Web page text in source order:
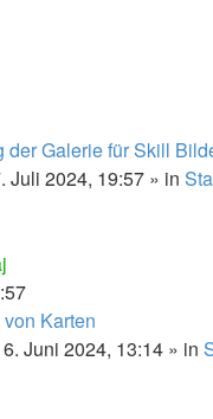
der Galerie für Skill
Juli 2024, 19:57 » in
Karten
Juni 2024, 13:14 » in